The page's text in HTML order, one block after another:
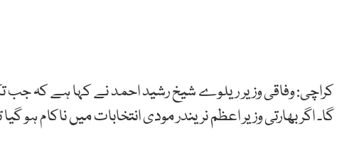
کراچی: وفاقی وزیر ریلوے شیخ رشید احمد نے کہا ہے کہ
گا۔ اگر بھارتی وزیر اعظم نریندر مودی انتخابات میں ناکام